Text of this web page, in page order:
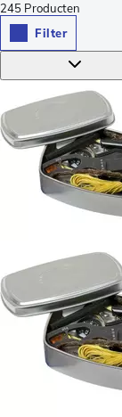
245 Producten
Filter